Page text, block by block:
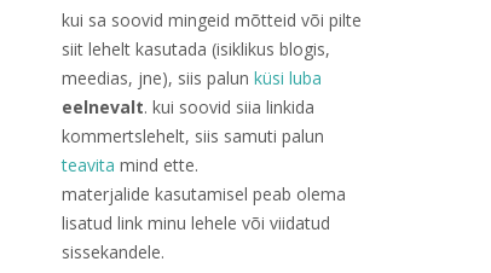
kui sa soovid mingeid mõtteid või pilte
siit lehelt kasutada (isiklikus blogis,
meedias, jne), siis palun küsi luba
eelnevalt. kui soovid siia linkida
kommertslehelt, siis samuti palun
teavita mind ette.
materjalide kasutamisel peab olema
lisatud link minu lehele või viidatud
sissekandele.